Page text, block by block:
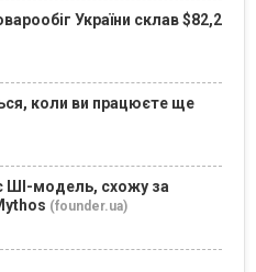
України склав $82,2
коли ви працюєте ще
ШІ-модель, схожу за
(founder.ua)